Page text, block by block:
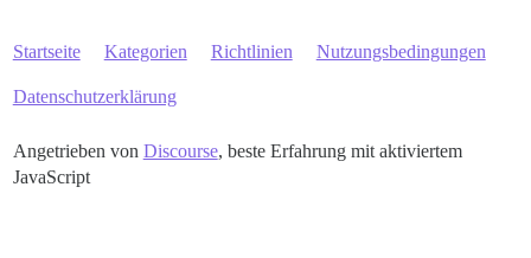
Startseite Kategorien Richtlinien Nutzungsbedingungen
Datenschutzerklärung
Angetrieben von Discourse, beste Erfahrung mit aktiviertem
JavaScript